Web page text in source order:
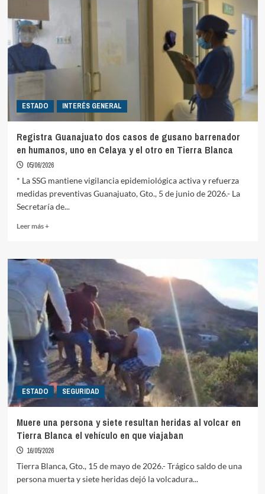
intelectuales
exdiputada
federal
Tierra
ESTADO INTERÉS GENERAL
Registra Guanajuato dos casos de gusano barrenador
en humanos, uno en Celaya y el otro en Tierra Blanca
05/06/2026
* La SSG mantiene vigilancia epidemiológica activa y refuerza
medidas preventivas Guanajuato, Gto., 5 de junio de 2026.- La
Secretaría de...
Leer más +Read
Registra
Guanajuato
dos
casos
de
gusano
barrenador
en
humanos,
uno
en
Celaya
en
Tierra
Blanca
ESTADO SEGURIDAD
Muere una persona y siete resultan heridas al volcar en
Tierra Blanca el vehículo en que viajaban
16/05/2026
Tierra Blanca, Gto., 15 de mayo de 2026.- Trágico saldo de una
persona muerta y siete heridas dejó la volcadura...